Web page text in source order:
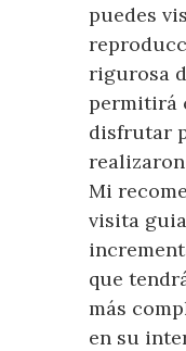
puedes
rigurosa
permitirá
disfrutar
Mi
visita
que
más
en su